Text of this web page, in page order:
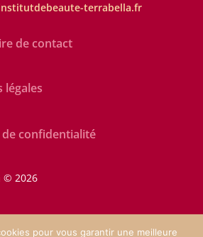
terrabella.fr
de contact
légales
confidentialité
© 2026
pour vous garantir une meilleure